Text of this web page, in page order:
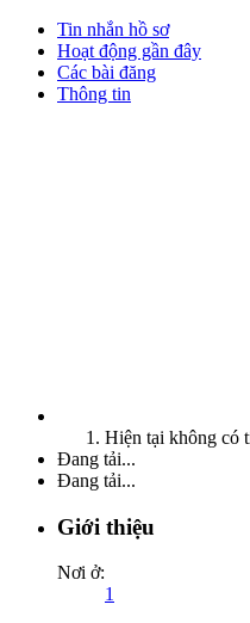
Tin nhắn hồ sơ
Hoạt động gần đây
Các bài đăng
Thông tin
Hiện tại không có
Đang tải...
Đang tải...
Giới thiệu
Nơi ở:
1